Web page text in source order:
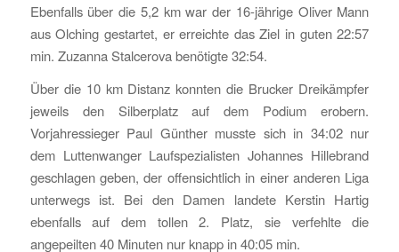
Ebenfalls über die 5,2 km war der 16-jährige Oliver Mann
aus Olching gestartet, er erreichte das Ziel in guten 22:57
min. Zuzanna Stalcerova benötigte 32:54.
Über die 10 km Distanz konnten die Brucker Dreikämpfer
jeweils den Silberplatz auf dem Podium erobern.
Vorjahressieger Paul Günther musste sich in 34:02 nur
dem Luttenwanger Laufspezialisten Johannes Hillebrand
geschlagen geben, der offensichtlich in einer anderen Liga
unterwegs ist. Bei den Damen landete Kerstin Hartig
ebenfalls auf dem tollen 2. Platz, sie verfehlte die
angepeilten 40 Minuten nur knapp in 40:05 min.